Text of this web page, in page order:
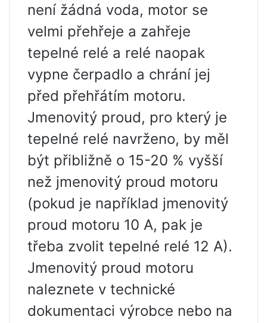
není žádná voda, motor se
velmi přehřeje a zahřeje
tepelné relé a relé naopak
vypne čerpadlo a chrání jej
před přehřátím motoru.
Jmenovitý proud, pro který je
tepelné relé navrženo, by měl
být přibližně o 15-20 % vyšší
než jmenovitý proud motoru
(pokud je například jmenovitý
proud motoru 10 A, pak je
třeba zvolit tepelné relé 12 A).
Jmenovitý proud motoru
naleznete v technické
dokumentaci výrobce nebo na